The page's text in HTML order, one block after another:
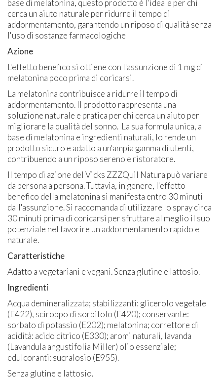
base di melatonina, questo prodotto è l'ideale per chi
cerca un aiuto naturale per ridurre il tempo di
addormentamento, garantendo un riposo di qualità senza
l'uso di sostanze farmacologiche
Azione
L'effetto benefico si ottiene con l'assunzione di 1 mg di
melatonina poco prima di coricarsi.
La melatonina contribuisce a ridurre il tempo di
addormentamento. Il prodotto rappresenta una
soluzione naturale e pratica per chi cerca un aiuto per
migliorare la qualità del sonno. La sua formula unica, a
base di melatonina e ingredienti naturali, lo rende un
prodotto sicuro e adatto a un'ampia gamma di utenti,
contribuendo a un riposo sereno e ristoratore.
Il tempo di azione del Vicks ZZZQuil Natura può variare
da persona a persona. Tuttavia, in genere, l'effetto
benefico della melatonina si manifesta entro 30 minuti
dall'assunzione. Si raccomanda di utilizzare lo spray circa
30 minuti prima di coricarsi per sfruttare al meglio il suo
potenziale nel favorire un addormentamento rapido e
naturale.
Caratteristiche
Adatto a vegetariani e vegani. Senza glutine e lattosio.
Ingredienti
Acqua demineralizzata; stabilizzanti: glicerolo vegetale
(E422), sciroppo di sorbitolo (E420); conservante:
sorbato di potassio (E202); melatonina; correttore di
acidità: acido citrico (E330); aromi naturali, lavanda
(Lavandula angustifolia Miller) olio essenziale;
edulcoranti: sucralosio (E955).
Senza glutine e lattosio.